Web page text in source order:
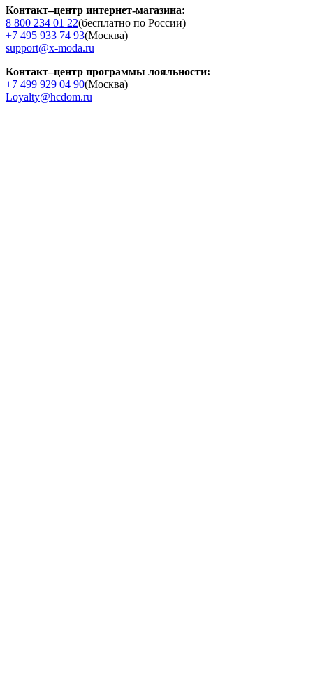
Контакт–центр интернет-магазина:
8 800 234 01 22(бесплатно по России)
+7 495 933 74 93(Москва)
support@x-moda.ru
Контакт–центр программы лояльности:
+7 499 929 04 90(Москва)
Loyalty@hcdom.ru